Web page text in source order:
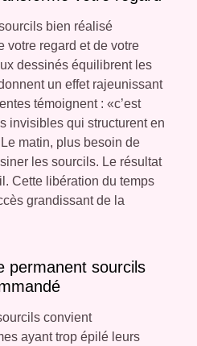
bien réalisé
votre regard et de votre
dessinés équilibrent les
un effet rajeunissant
témoignent : «c’est
invisibles qui structurent en
matin, plus besoin de
les sourcils. Le résultat
Cette libération du temps
grandissant de la
permanent sourcils
convient
ayant trop épilé leurs